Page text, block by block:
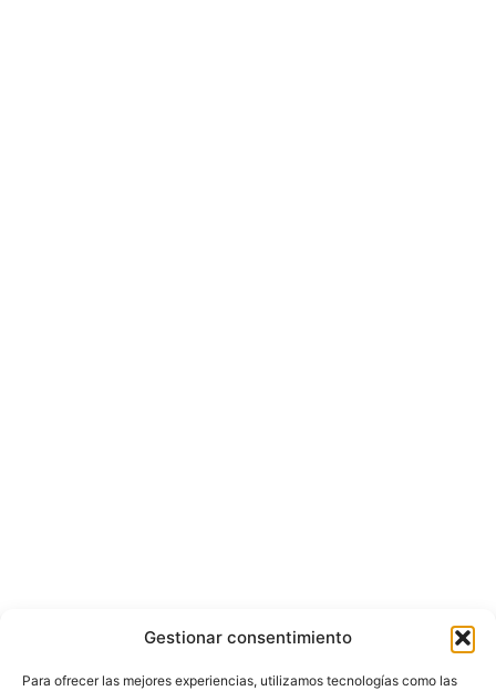
Gestionar consentimiento
Para ofrecer las mejores experiencias, utilizamos tecnologías como las